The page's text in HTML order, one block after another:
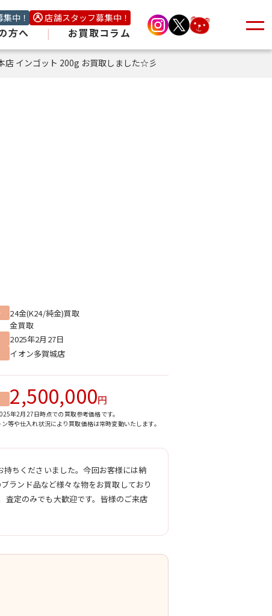
中！ 店舗スタッフ募集中！
方へ | お買取コラム
店 インゴット 200g お買取しました☆彡
24金(K24/純金)買取
金買取
2025年2月27日
イオン多賀城店
2,500,000円
年2月27日時点での買取参考価格です。
等や仕入れ状況により買取価格は常時変動いたします。
ちくださいました。今回お客様には納
ランド品など様々な物をお買取しており
定のみでも大歓迎です。皆様のご来店